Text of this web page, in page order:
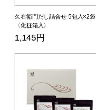
久右衛門だし詰合せ 5包入×2袋
〈化粧箱入〉
1,145円